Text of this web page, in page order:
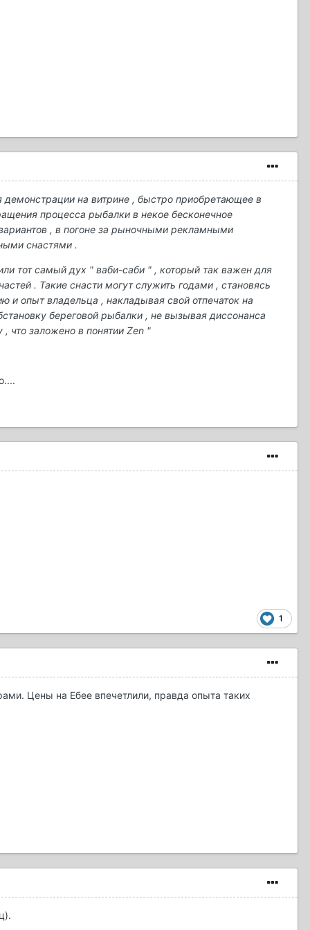
демонстрации на витрине , быстро приобретающее в
процесса рыбалки в некое бесконечное
, в погоне за рыночными рекламными
снастями .
тот самый дух " ваби-саби " , который так важен для
. Такие снасти могут служить годами , становясь
и опыт владельца , накладывая свой отпечаток на
береговой рыбалки , не вызывая диссонанса
что заложено в понятии Zen "
1
Цены на Ебее впечетлили, правда опыта таких